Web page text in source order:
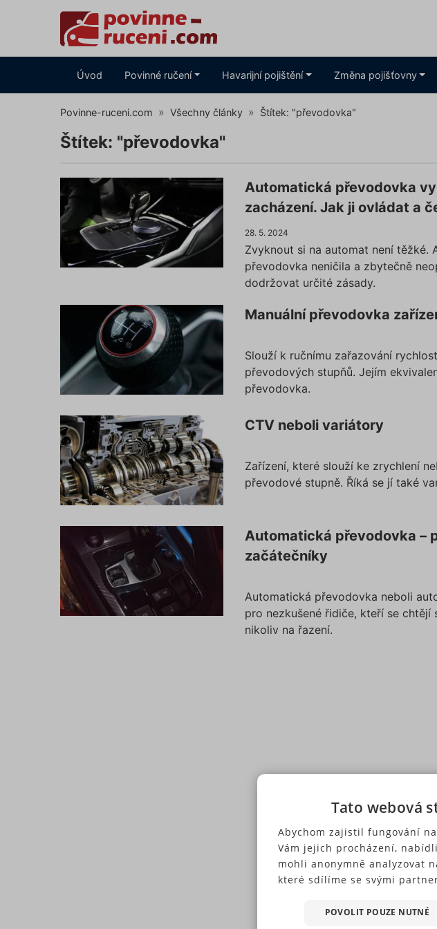
Úvod Povinné ručení Havarijní pojištění Změna pojišťovny
Povinne-ruceni.com Všechny články Štítek: "převodovka"
Štítek: "převodovka"
Automatická převodovka
zacházení. Jak ji ovládat a
28. 5. 2024
Zvyknout si na automat není těžké.
převodovka neničila a zbytečně
dodržovat určité zásady.
Manuální převodovka
Slouží k ručnímu zařazování
převodových stupňů. Jejím
převodovka.
CTV neboli variátory
Zařízení, které slouží ke zrychlení
převodové stupně. Říká se jí také
Automatická převodovka –
začátečníky
Automatická převodovka neboli
pro nezkušené řidiče, kteří se chtějí
nikoliv na řazení.
Tato webová
Abychom zajistil fungování
Vám jejich procházení,
mohli anonymně analyzovat
které sdílíme se svými
soubory, nezařazené
POVOLIT POUZE NUTNÉ